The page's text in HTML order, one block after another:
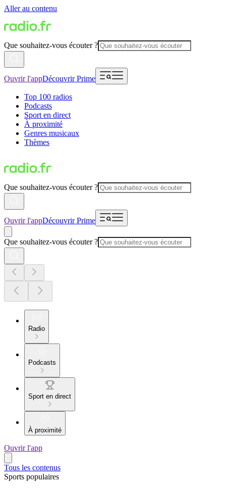
Aller au contenu
Que souhaitez-vous écouter ?
Ouvrir l'appDécouvrir Prime
Top 100 radios
Podcasts
Sport en direct
À proximité
Genres musicaux
Thèmes
Que souhaitez-vous écouter ?
Ouvrir l'appDécouvrir Prime
Que souhaitez-vous écouter ?
Radio
Podcasts
Sport en direct
À proximité
Ouvrir l'app
Tous les contenus
Sports populaires